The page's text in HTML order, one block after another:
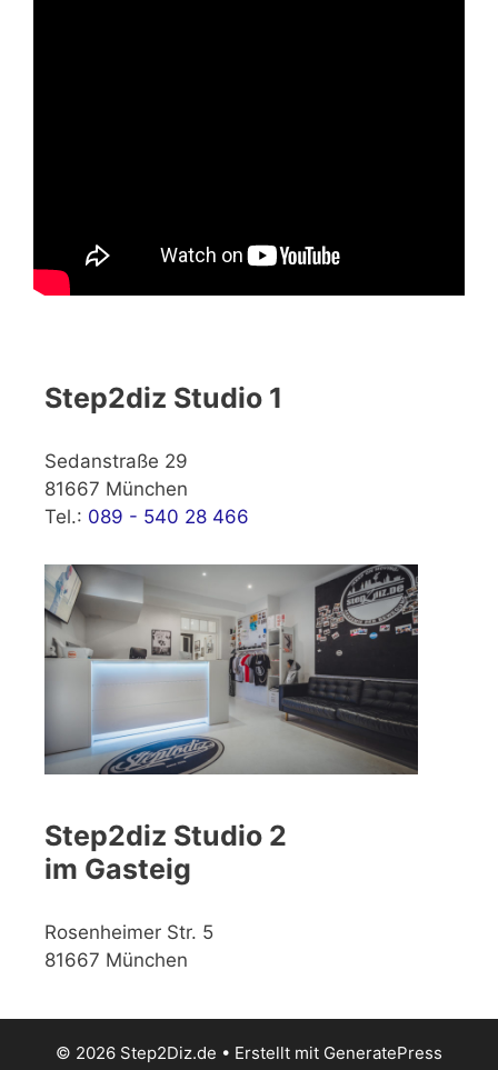
Step2diz Studio 1
Sedanstraße 29
81667 München
Tel.: 089 - 540 28 466
Step2diz Studio 2
im Gasteig
Rosenheimer Str. 5
81667 München
© 2026 Step2Diz.de • Erstellt mit GeneratePress